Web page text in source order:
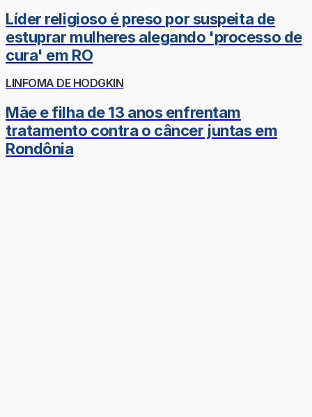
Líder religioso é preso por suspeita de
estuprar mulheres alegando 'processo de
cura' em RO
LINFOMA DE HODGKIN
Mãe e filha de 13 anos enfrentam
tratamento contra o câncer juntas em
Rondônia